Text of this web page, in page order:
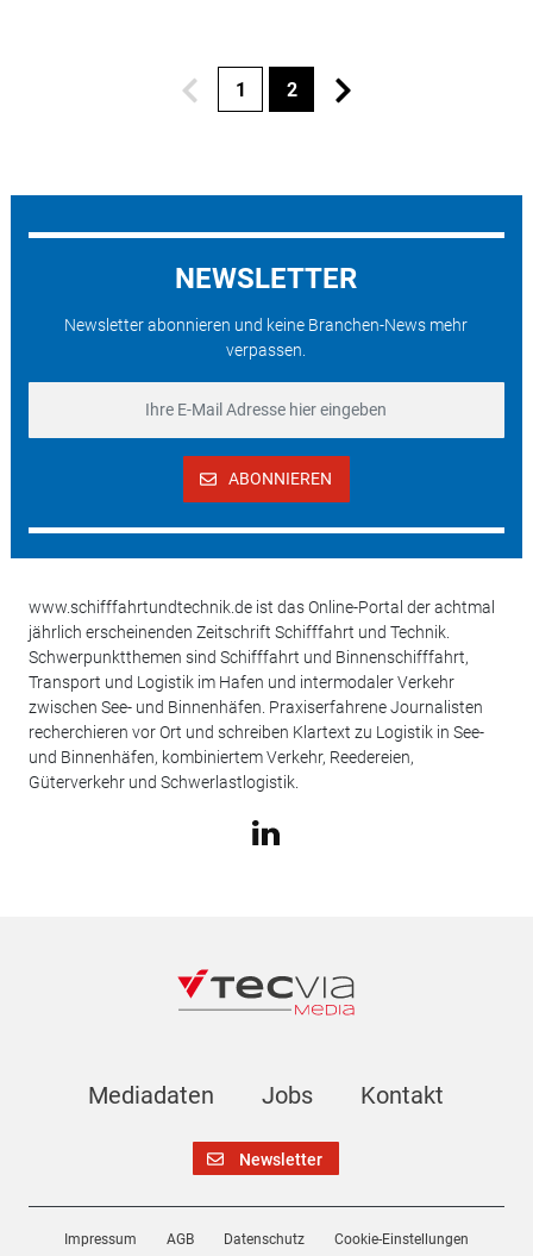
1 2
NEWSLETTER
Newsletter abonnieren und keine Branchen-News mehr
verpassen.
ABONNIEREN
www.schifffahrtundtechnik.de ist das Online-Portal der achtmal
jährlich erscheinenden Zeitschrift Schifffahrt und Technik.
Schwerpunktthemen sind Schifffahrt und Binnenschifffahrt,
Transport und Logistik im Hafen und intermodaler Verkehr
zwischen See- und Binnenhäfen. Praxiserfahrene Journalisten
recherchieren vor Ort und schreiben Klartext zu Logistik in See-
und Binnenhäfen, kombiniertem Verkehr, Reedereien,
Güterverkehr und Schwerlastlogistik.
Mediadaten Jobs Kontakt
Newsletter
Impressum AGB Datenschutz Cookie-Einstellungen